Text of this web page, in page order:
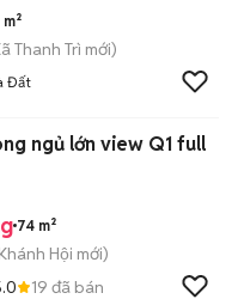
m²
Thanh Trì mới)
Đất
ngủ lớn view Q1 full
74 m²
Hội mới)
19 đã bán